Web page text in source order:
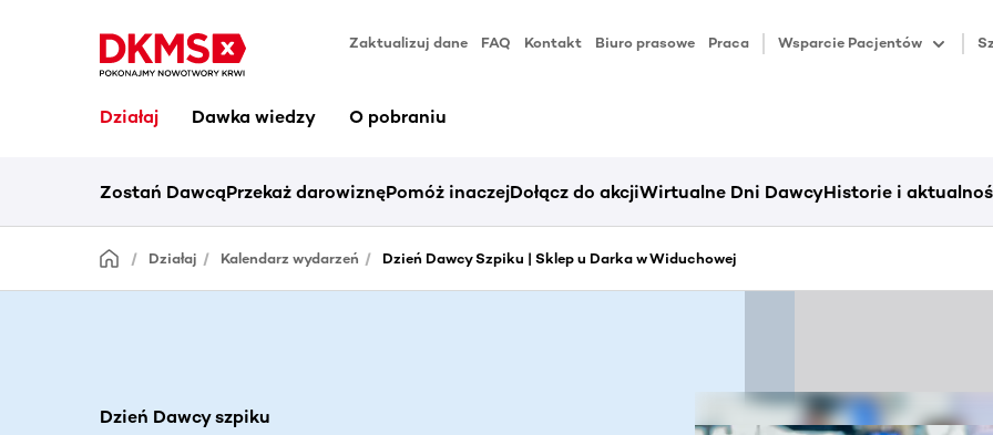
Zaktualizuj dane FAQ Kontakt Biuro prasowe Praca Wsparcie Pacjentów
Działaj Dawka wiedzy O pobraniu
Zostań DawcąPrzekaż darowiznęPomóż inaczejDołącz do akcjiWirtualne Dni DawcyHistorie i
Działaj Kalendarz wydarzeń Dzień Dawcy Szpiku | Sklep u Darka w Widuchowej
Dzień Dawcy szpiku